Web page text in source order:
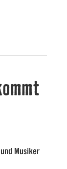
Musiker